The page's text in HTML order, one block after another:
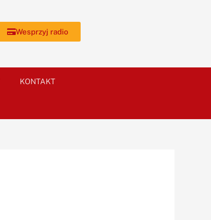
Wesprzyj radio
KONTAKT